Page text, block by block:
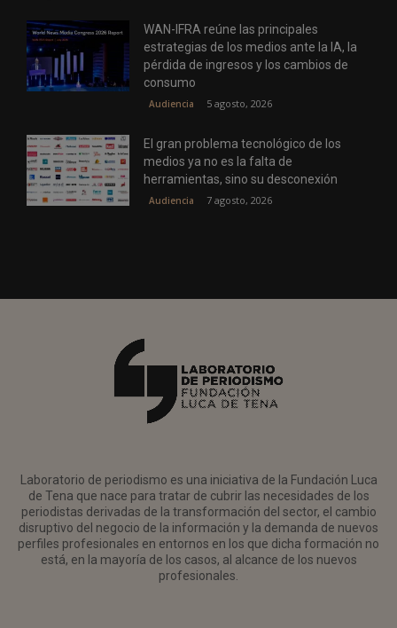
WAN-IFRA reúne las principales
estrategias de los medios ante la IA, la
pérdida de ingresos y los cambios de
consumo
Audiencia 5 agosto, 2026
El gran problema tecnológico de los
medios ya no es la falta de
herramientas, sino su desconexión
Audiencia 7 agosto, 2026
Laboratorio de periodismo es una iniciativa de la Fundación Luca
de Tena que nace para tratar de cubrir las necesidades de los
periodistas derivadas de la transformación del sector, el cambio
disruptivo del negocio de la información y la demanda de nuevos
perfiles profesionales en entornos en los que dicha formación no
está, en la mayoría de los casos, al alcance de los nuevos
profesionales.